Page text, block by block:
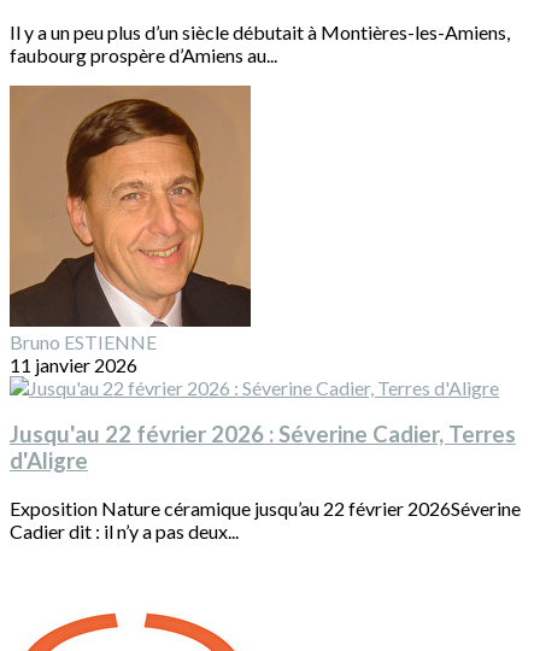
Il y a un peu plus d’un siècle débutait à Montières-les-Amiens,
faubourg prospère d’Amiens au...
Bruno ESTIENNE
11 janvier 2026
Jusqu'au 22 février 2026 : Séverine Cadier, Terres
d'Aligre
Exposition Nature céramique jusqu’au 22 février 2026Séverine
Cadier dit : il n’y a pas deux...